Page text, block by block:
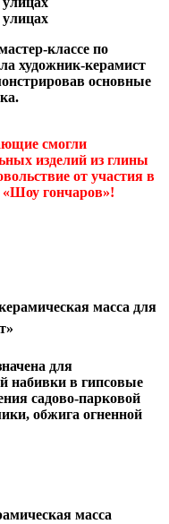
классе по
художник-керамист
основные
смогли
изделий из глины
от участия в
«Шоу гончаров»!
масса для
для
набивки в гипсовые
садово-парковой
обжига огненной
масса